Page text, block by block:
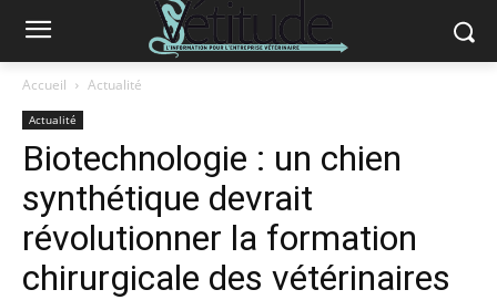
Accueil Actualité
Actualité
Biotechnologie : un chien
synthétique devrait
révolutionner la formation
chirurgicale des vétérinaires